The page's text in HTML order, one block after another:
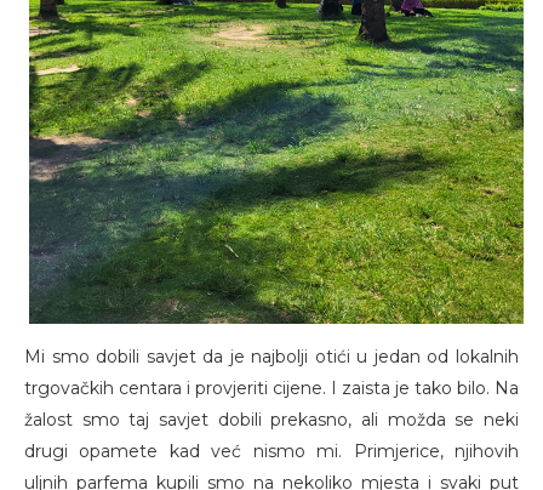
Mi smo dobili savjet da je najbolji otići u jedan od lokalnih
trgovačkih centara i provjeriti cijene. I zaista je tako bilo. Na
žalost smo taj savjet dobili prekasno, ali možda se neki
drugi opamete kad već nismo mi. Primjerice, njihovih
uljnih parfema kupili smo na nekoliko mjesta i svaki put